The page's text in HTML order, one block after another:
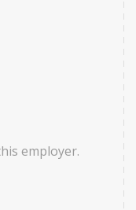
employer.